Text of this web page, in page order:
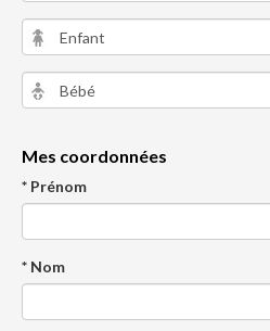
Mes coordonnées
* Prénom
* Nom